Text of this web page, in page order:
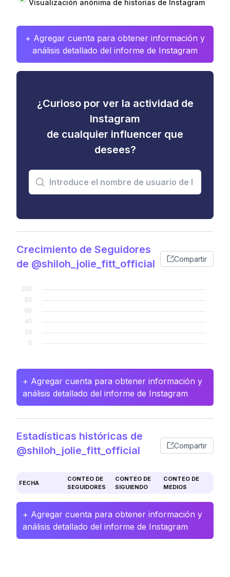
Visualización anónima de historias de Instagram
+ Agregar cuenta para obtener información y
análisis detallado del informe de Instagram
¿Curioso por ver la actividad de
Instagram
de cualquier influencer que
desees?
Crecimiento de Seguidores
de @shiloh_jolie_fitt_official
Compartir
+ Agregar cuenta para obtener información y
análisis detallado del informe de Instagram
Estadísticas históricas de
@shiloh_jolie_fitt_official
Compartir
FECHA
CONTEO DE
SEGUIDORES
CONTEO DE
SIGUIENDO
CONTEO DE
MEDIOS
+ Agregar cuenta para obtener información y
análisis detallado del informe de Instagram